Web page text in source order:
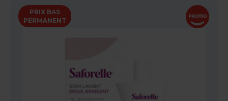
PRIX BAS
PERMANENT